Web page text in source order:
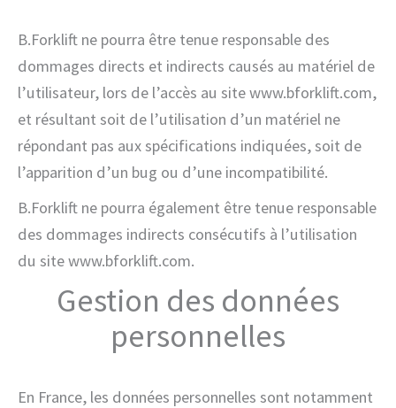
B.Forklift ne pourra être tenue responsable des
dommages directs et indirects causés au matériel de
l’utilisateur, lors de l’accès au site www.bforklift.com,
et résultant soit de l’utilisation d’un matériel ne
répondant pas aux spécifications indiquées, soit de
l’apparition d’un bug ou d’une incompatibilité.
B.Forklift ne pourra également être tenue responsable
des dommages indirects consécutifs à l’utilisation
du site www.bforklift.com.
Gestion des données
personnelles
En France, les données personnelles sont notamment